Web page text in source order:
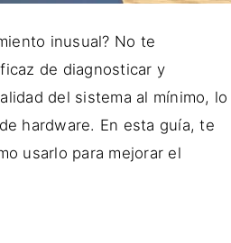
inusual? No te
de diagnosticar y
del sistema al mínimo, lo
hardware. En esta guía, te
usarlo para mejorar el